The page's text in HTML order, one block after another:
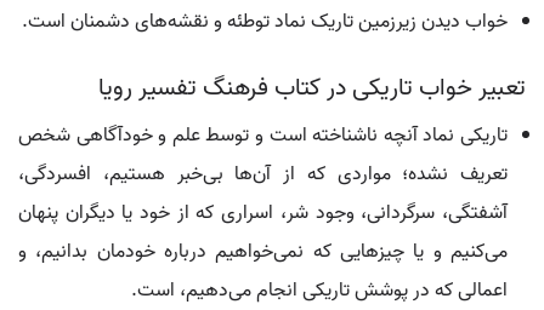
خواب دیدن زیرزمین تاریک نماد توطئه و نقشه‌های دشمنان است.
تعبیر خواب تاریکی در کتاب فرهنگ تفسیر رویا
تاریکی نماد آنچه ناشناخته است و توسط علم و خودآگاهی شخص
تعریف نشده؛ مواردی که از آن‌ها بی‌خبر هستیم، افسردگی،
آشفتگی، سرگردانی، وجود شر، اسراری که از خود یا دیگران پنهان
می‌کنیم و یا چیزهایی که نمی‌خواهیم درباره خودمان بدانیم، و
اعمالی که در پوشش تاریکی انجام می‌دهیم، است.